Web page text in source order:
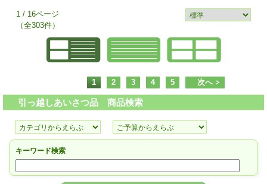
1 / 16ページ
（全303件）
1 2 3 4 5 次へ
引っ越しあいさつ品 商品検索
キーワード検索